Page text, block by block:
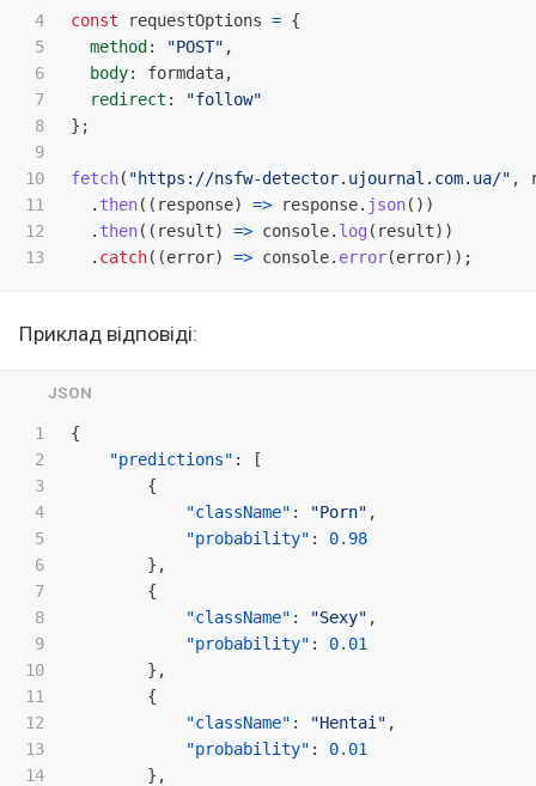
4
5
6
7
8
9
10
11
12
const requestOptions = {
method : "POST" ,
body: formdata,
redirect : "follow"
};
fetch( "https://nsfw-detector.ujournal.com.ua/" ,
. then(( response) => response. json())
. then(( result) => console. log ( result))
. catch((error) => console. error(error));
Приклад відповіді:
1
2
3
4
5
6
7
8
9
10
11
12
13
14
{
"predictions" :
[
{
"className" : "Porn" ,
"probability" :
0.98
},
{
"className" : "Sexy" ,
"probability" :
0.01
},
{
"className" : "Hentai" ,
"probability" :
0.01
},